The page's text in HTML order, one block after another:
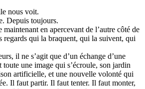
nous voit.
Depuis toujours.
en apercevant de l’autre côté de
regards qui la braquent, qui la suivent, qui
il ne s’agit que d’un échange d’une
toute une image qui s’écroule, son jardin
artificielle, et une nouvelle volonté qui
Il faut partir. Il faut tenter. Il faut monter,